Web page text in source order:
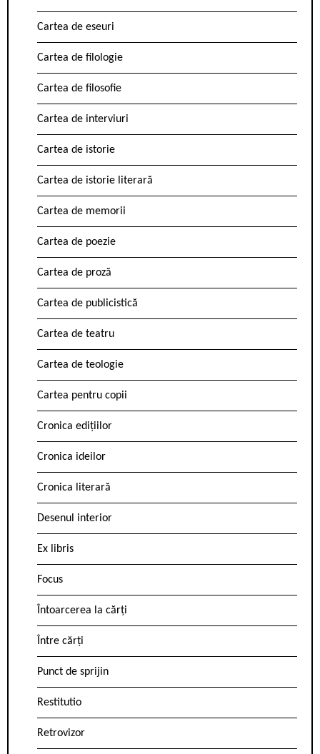
Cartea de eseuri
Cartea de filologie
Cartea de filosofie
Cartea de interviuri
Cartea de istorie
Cartea de istorie literară
Cartea de memorii
Cartea de poezie
Cartea de proză
Cartea de publicistică
Cartea de teatru
Cartea de teologie
Cartea pentru copii
Cronica edițiilor
Cronica ideilor
Cronica literară
Desenul interior
Ex libris
Focus
Întoarcerea la cărți
Între cărți
Punct de sprijin
Restitutio
Retrovizor